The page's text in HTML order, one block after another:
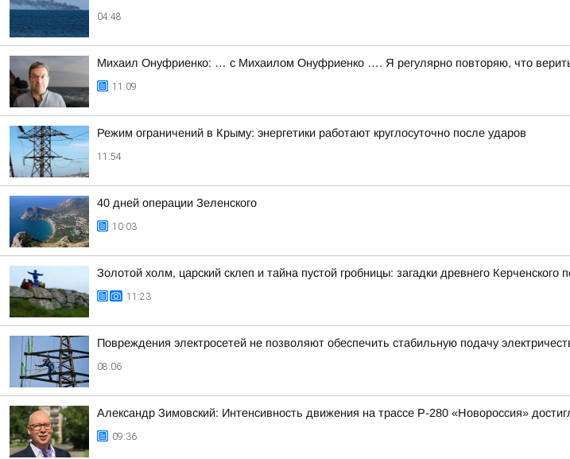
04:48
Михаил Онуфриенко: … с Михаилом Онуфриенко …. Я регулярно повторяю, что
11:09
Режим ограничений в Крыму: энергетики работают круглосуточно после ударов
11:54
40 дней операции Зеленского
10:03
Золотой холм, царский склеп и тайна пустой гробницы: загадки древнего Керченского
11:23
Повреждения электросетей не позволяют обеспечить стабильную подачу
08:06
Александр Зимовский: Интенсивность движения на трассе Р-280 «Новороссия»
09:36